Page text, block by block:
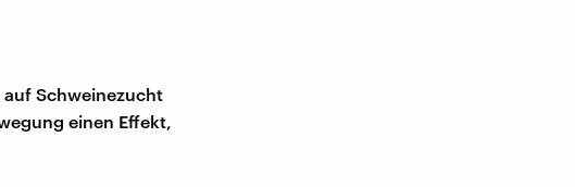
auf Schweinezucht
einen Effekt,